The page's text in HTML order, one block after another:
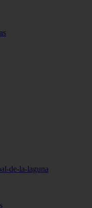
de-la-laguna